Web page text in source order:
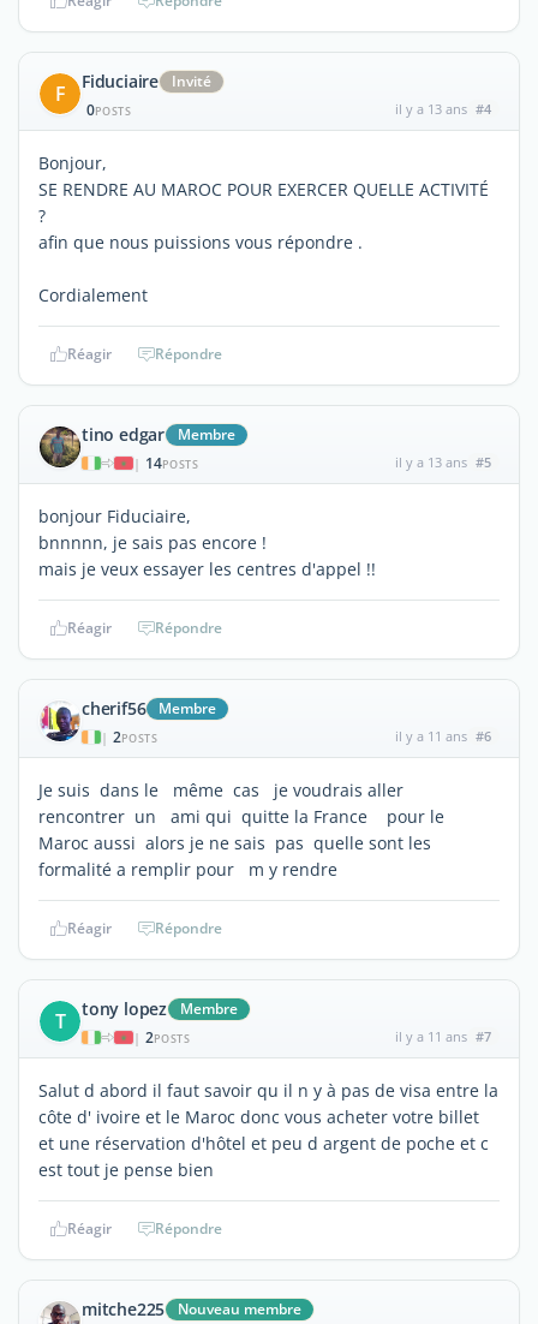
F Fiduciaire
Invité
0POSTS il y a 13 ans #4
Bonjour,
SE RENDRE AU MAROC POUR EXERCER QUELLE ACTIVITÉ
?
afin que nous puissions vous répondre .
Cordialement
Réagir Répondre
tino edgar Membre
| 14POSTS il y a 13 ans #5
bonjour Fiduciaire,
bnnnnn, je sais pas encore !
mais je veux essayer les centres d'appel !!
Réagir Répondre
cherif56 Membre
| 2POSTS il y a 11 ans #6
Je suis dans le même cas je voudrais aller
rencontrer un ami qui quitte la France pour le
Maroc aussi alors je ne sais pas quelle sont les
formalité a remplir pour m y rendre
Réagir Répondre
T tony lopez Membre
| 2POSTS il y a 11 ans #7
Salut d abord il faut savoir qu il n y à pas de visa entre la
côte d' ivoire et le Maroc donc vous acheter votre billet
et une réservation d'hôtel et peu d argent de poche et c
est tout je pense bien
Réagir Répondre
mitche225 Nouveau membre